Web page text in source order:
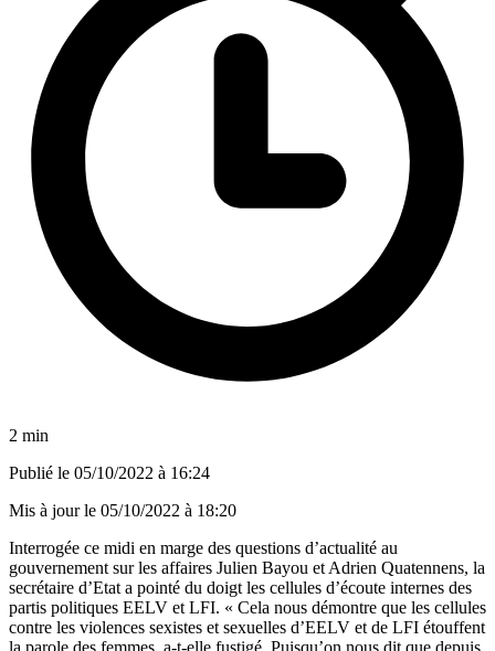
2 min
Publié le 05/10/2022 à 16:24
Mis à jour le 05/10/2022 à 18:20
Interrogée ce midi en marge des questions d’actualité au
gouvernement sur les affaires Julien Bayou et Adrien Quatennens, la
secrétaire d’Etat a pointé du doigt les cellules d’écoute internes des
partis politiques EELV et LFI. « Cela nous démontre que les cellules
contre les violences sexistes et sexuelles d’EELV et de LFI étouffent
la parole des femmes, a-t-elle fustigé. Puisqu’on nous dit que depuis